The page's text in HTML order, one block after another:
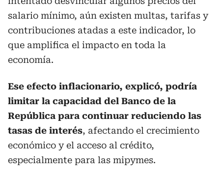
salario mínimo, aún existen multas, tarifas y
contribuciones atadas a este indicador, lo
que amplifica el impacto en toda la
economía.
Ese efecto inflacionario, explicó, podría
limitar la capacidad del Banco de la
República para continuar reduciendo las
tasas de interés, afectando el crecimiento
económico y el acceso al crédito,
especialmente para las mipymes.